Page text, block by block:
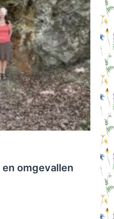
omgevallen